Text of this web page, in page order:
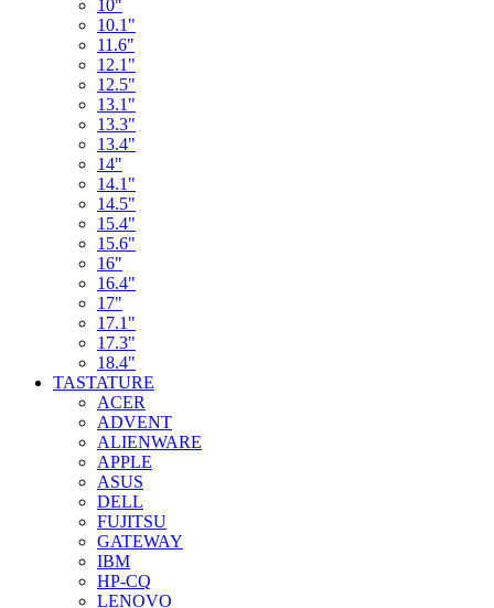
10"
10.1"
11.6"
12.1"
12.5"
13.1"
13.3"
13.4"
14"
14.1"
14.5"
15.4"
15.6"
16"
16.4"
17"
17.1"
17.3"
18.4"
TASTATURE
ACER
ADVENT
ALIENWARE
APPLE
ASUS
DELL
FUJITSU
GATEWAY
IBM
HP-CQ
LENOVO